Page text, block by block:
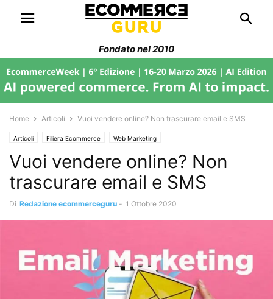
Fondato nel 2010
Home Articoli Vuoi vendere online? Non trascurare email e SMS
Articoli Filiera Ecommerce Web Marketing
Vuoi vendere online? Non
trascurare email e SMS
Di Redazione ecommerceguru - 1 Ottobre 2020